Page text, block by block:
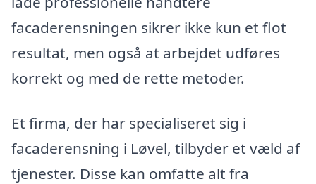
facaderensningen sikrer ikke kun et flot
resultat, men også at arbejdet udføres
korrekt og med de rette metoder.
Et firma, der har specialiseret sig i
facaderensning i Løvel, tilbyder et væld af
tjenester. Disse kan omfatte alt fra